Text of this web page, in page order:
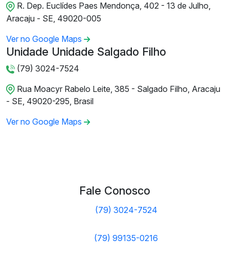
R. Dep. Euclídes Paes Mendonça, 402 - 13 de Julho,
Aracaju - SE, 49020-005
Ver no Google Maps
Unidade Unidade Salgado Filho
(79) 3024-7524
Rua Moacyr Rabelo Leite, 385 - Salgado Filho, Aracaju
- SE, 49020-295, Brasil
Ver no Google Maps
Fale Conosco
(79) 3024-7524
(79) 99135-0216